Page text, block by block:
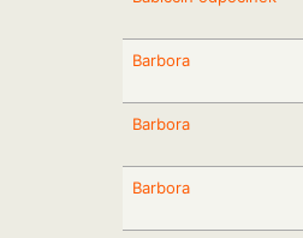
Barbora
Barbora
Barbora